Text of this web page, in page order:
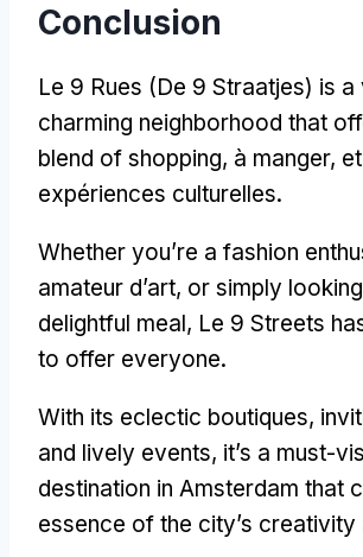
Conclusion
Le 9 Rues (De 9 Straatjes) is a
charming neighborhood that
blend of shopping, à manger, et
expériences culturelles.
Whether you’re a fashion
amateur d’art, or simply
delightful meal, Le 9 Streets
to offer everyone.
With its eclectic boutiques,
and lively events, it’s a must-
destination in Amsterdam that
essence of the city’s creativity